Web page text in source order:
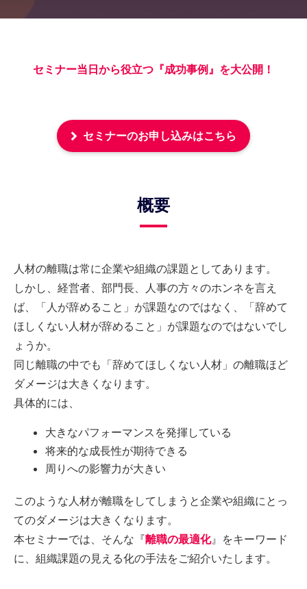
セミナー当日から役立つ『成功事例』を大公開！
セミナーのお申し込みはこちら
概要
人材の離職は常に企業や組織の課題としてあります。
しかし、経営者、部門長、人事の方々のホンネを言え
ば、「人が辞めること」が課題なのではなく、「辞めて
ほしくない人材が辞めること」が課題なのではないでし
ょうか。
同じ離職の中でも「辞めてほしくない人材」の離職ほど
ダメージは大きくなります。
具体的には、
大きなパフォーマンスを発揮している
将来的な成長性が期待できる
周りへの影響力が大きい
このような人材が離職をしてしまうと企業や組織にとっ
てのダメージは大きくなります。
本セミナーでは、そんな『離職の最適化』をキーワード
に、組織課題の見える化の手法をご紹介いたします。